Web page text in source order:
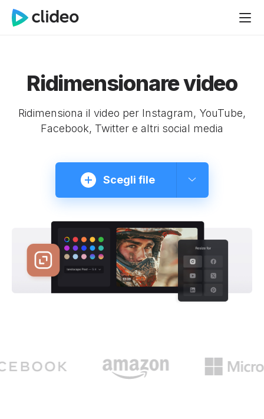
Ridimensionare video
Ridimensiona il video per Instagram, YouTube,
Facebook, Twitter e altri social media
Scegli file